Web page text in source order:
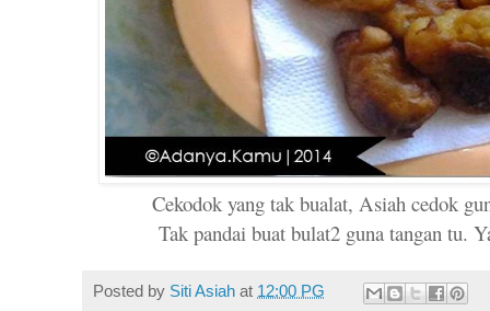
Cekodok yang tak bualat, Asiah cedok
Tak pandai buat bulat2 guna tangan tu.
Posted by Siti Asiah at 12:00 PG